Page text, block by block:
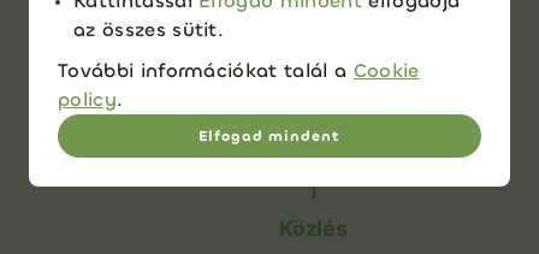
Határozat
30 napon
belül
Közlés
az összes sütit.
További információkat talál a Cookie
policy.
Elfogad mindent